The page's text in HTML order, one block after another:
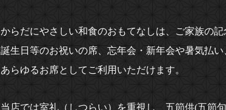
からだにやさしい和食のおもてなしは、ご家族の
誕生日等のお祝いの席、忘年会・新年会や暑気払
あらゆるお席としてご利用いただけます。
当店では室礼（しつらい）を重視し、五節供(五節